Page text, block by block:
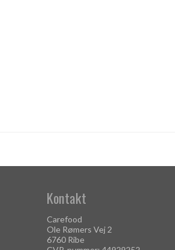
Kontakt
Carefood
Ole Rømers Vej 2
6760 Ribe